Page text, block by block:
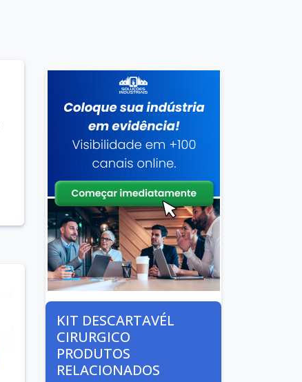
KIT DESCARTAVÉL
CIRURGICO
PRODUTOS
RELACIONADOS